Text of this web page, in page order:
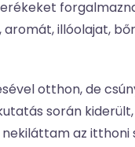
illóolajat,
otthon, de
során
az itthoni